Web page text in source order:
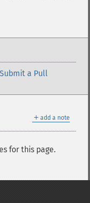
Submit a Pull
＋ add a note
for this page.